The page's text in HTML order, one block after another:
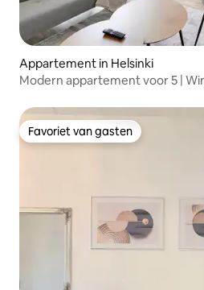
Appartement in Helsinki
Modern appartement voor 5 |
Favoriet van gasten
Favoriet van gasten